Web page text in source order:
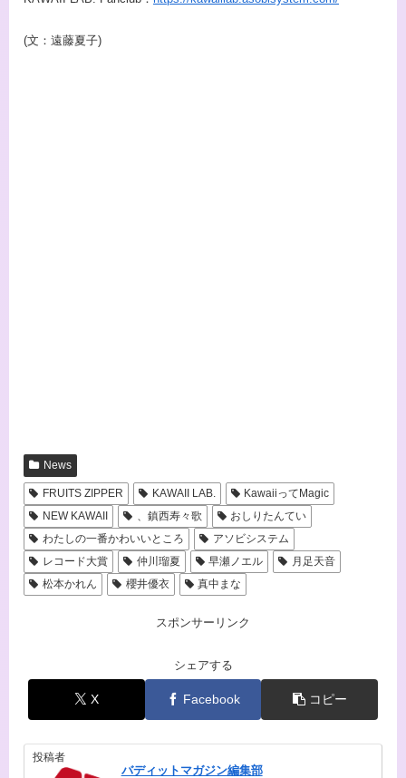
(文：遠藤夏子)
News
FRUITS ZIPPER KAWAII LAB.
KawaiiってMagic
NEW KAWAII
、鎮西寿々歌
おしりたんてい
わたしの一番かわいいところ
アソビシステム
レコード大賞
仲川瑠夏 早瀬ノエル
月足天音
松本かれん
櫻井優衣 真中まな
スポンサーリンク
シェアする
X Facebook コピー
投稿者
バディットマガジン編集部